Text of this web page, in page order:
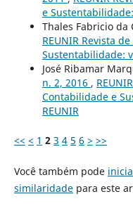
e Sustentabilidade:
Thales Fabricio da
REUNIR Revista
Sustentabilidade:
José Ribamar
n. 2, 2016 ,
Contabilidade e
REUNIR
<< < 1 2 3 4 5 6 > >>
Você também pode
similaridadepara este